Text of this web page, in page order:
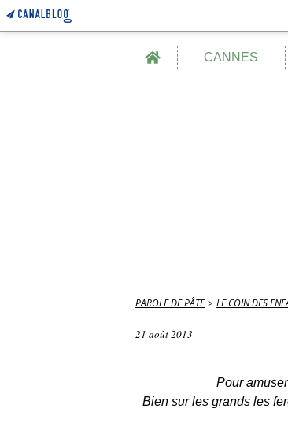
Home CANNES
PAROLE DE PÂTE > LE COIN DES
21 août 2013
Pour
Bien sur les grands les